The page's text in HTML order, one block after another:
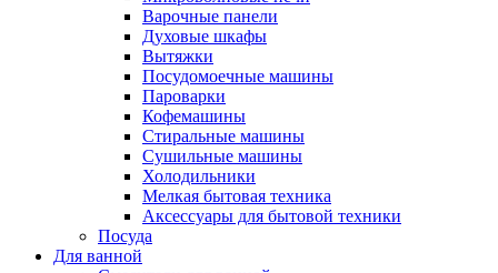
Варочные панели
Духовые шкафы
Вытяжки
Посудомоечные машины
Пароварки
Кофемашины
Стиральные машины
Сушильные машины
Холодильники
Мелкая бытовая техника
Аксессуары для бытовой техники
Посуда
Для ванной